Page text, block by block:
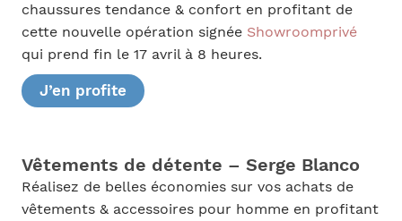
chaussures tendance & confort en profitant de
cette nouvelle opération signée Showroomprivé
qui prend fin le 17 avril à 8 heures.
J’en profite
Vêtements de détente – Serge Blanco
Réalisez de belles économies sur vos achats de
vêtements & accessoires pour homme en profitant